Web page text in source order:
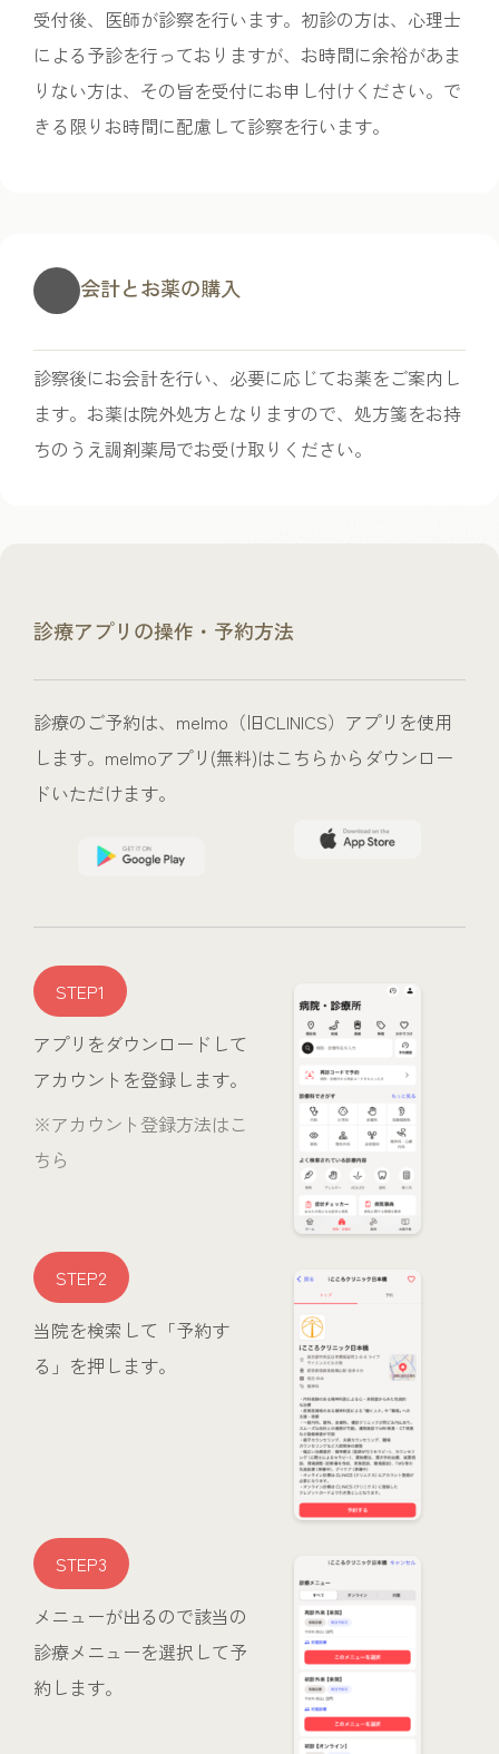
受付後、医師が診察を行います。初診の方は、心理士
による予診を行っておりますが、お時間に余裕があま
りない方は、その旨を受付にお申し付けください。で
きる限りお時間に配慮して診察を行います。
会計とお薬の購入
診察後にお会計を行い、必要に応じてお薬をご案内し
ます。お薬は院外処方となりますので、処方箋をお持
ちのうえ調剤薬局でお受け取りください。
診療アプリの操作・予約方法
診療のご予約は、melmo（旧CLINICS）アプリを使用
します。melmoアプリ(無料)はこちらからダウンロー
ドいただけます。
STEP1
アプリをダウンロードして
アカウントを登録します。
※アカウント登録方法はこ
ちら
STEP2
当院を検索して「予約す
る」を押します。
STEP3
メニューが出るので該当の
診療メニューを選択して予
約します。